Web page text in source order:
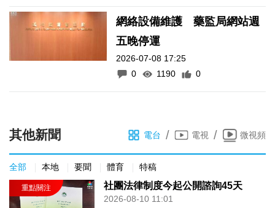
網絡設備維護 藥監局網站週
五晚停運
2026-07-08 17:25
0
1190 0
其他新聞 電台 / 電視 / 微視頻
全部 本地 要聞 體育 特稿
社團法律制度今起公開諮詢45天
2026-08-10 11:01